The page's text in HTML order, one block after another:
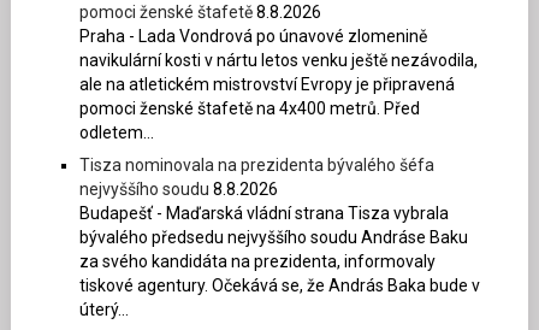
pomoci ženské štafetě8.8.2026
Praha - Lada Vondrová po únavové zlomenině
navikulární kosti v nártu letos venku ještě nezávodila,
ale na atletickém mistrovství Evropy je připravená
pomoci ženské štafetě na 4x400 metrů. Před
odletem...
Tisza nominovala na prezidenta bývalého šéfa
nejvyššího soudu 8.8.2026
Budapešť - Maďarská vládní strana Tisza vybrala
bývalého předsedu nejvyššího soudu Andráse Baku
za svého kandidáta na prezidenta, informovaly
tiskové agentury. Očekává se, že András Baka bude v
úterý...